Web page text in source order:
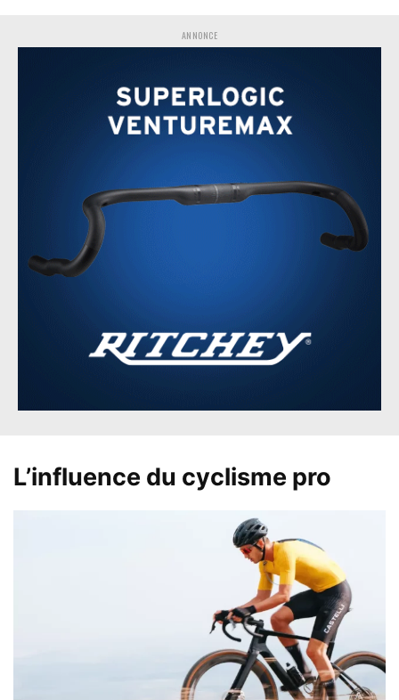
ANNONCE
L’influence du cyclisme pro